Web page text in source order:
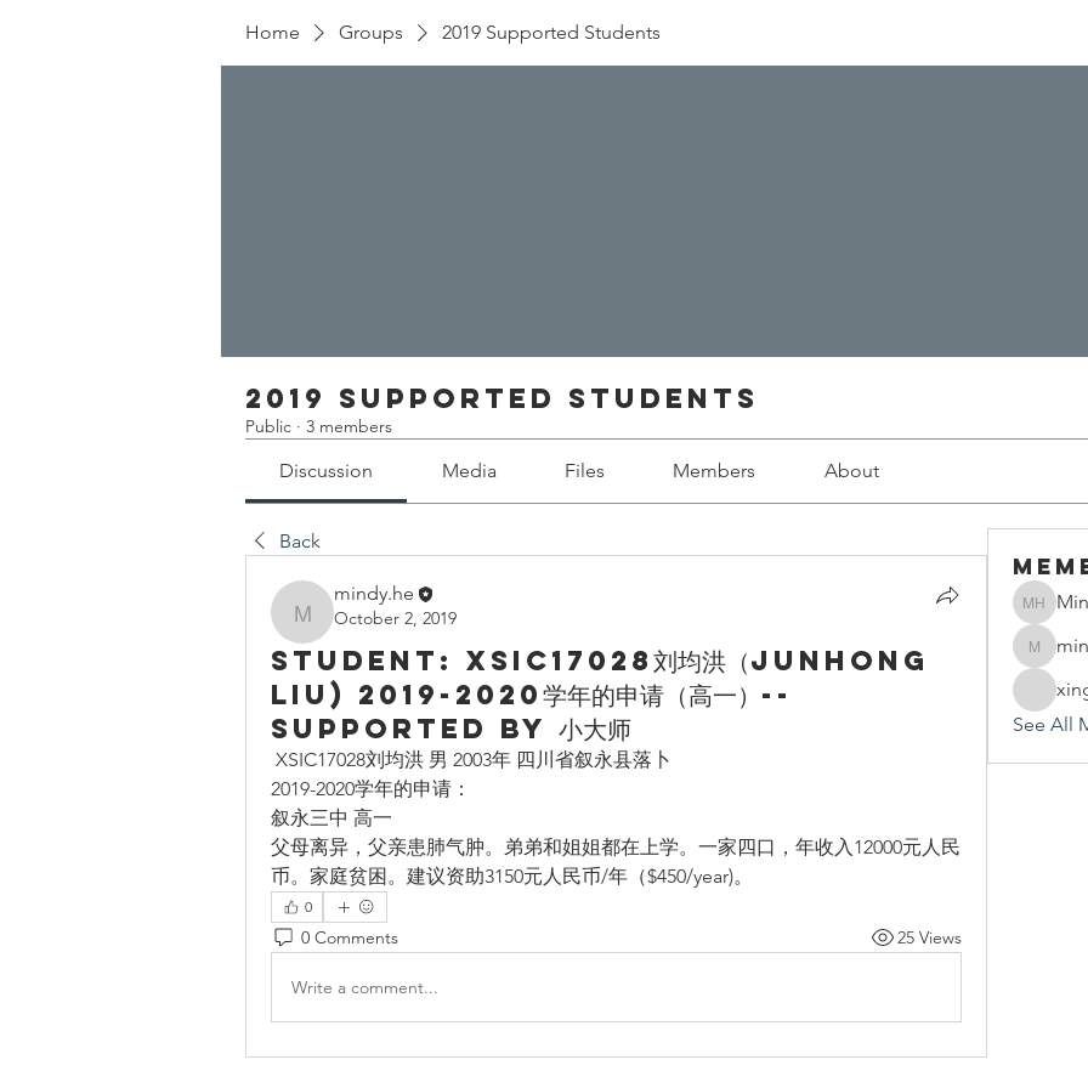
Home Groups 2019 Supported Students
2019 Supported Students
Public · 3 members
Discussion Media Files Members About
Back
mindy.he
mindy.he
October 2, 2019
Student: XSIC17028刘均洪（Junhong
Liu) 2019-2020学年的申请（高一）--
Supported by 小大师
XSIC17028刘均洪 男 2003年 四川省叙永县落卜
2019-2020学年的申请：
叙永三中 高一
父母离异，父亲患肺气肿。弟弟和姐姐都在上学。一家四口，年收入12000元人民
币。家庭贫困。建议资助3150元人民币/年（$450/year)。
0
0 Comments 25 Views
Write a comment...
Mindy
See All